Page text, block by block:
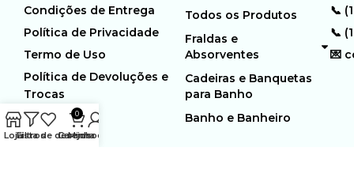
Condições de Entrega
Política de Privacidade
Termo de Uso
Política de Devoluções e
Trocas
Todos os Produtos
Fraldas e
Absorventes
Cadeiras e Banquetas
para Banho
Banho e Banheiro
📞
📞
💌
LojaFiltros
Lista de desejos
0
Carrinho
Minha conta